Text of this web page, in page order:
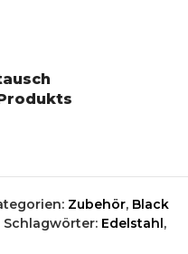
Zubehör, Black
Schlagwörter: Edelstahl,